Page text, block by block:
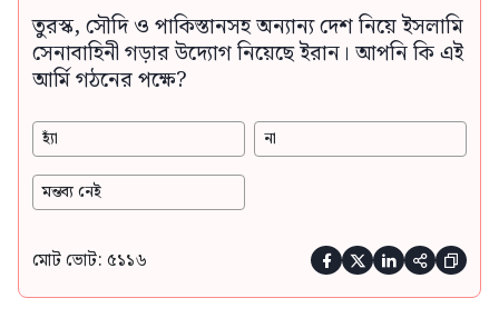
তুরস্ক, সৌদি ও পাকিস্তানসহ অন্যান্য দেশ নিয়ে ইসলামি
সেনাবাহিনী গড়ার উদ্যোগ নিয়েছে ইরান। আপনি কি এই
আর্মি গঠনের পক্ষে?
হ্যাঁ না
মন্তব্য নেই
মোট ভোট: ৫১১৬     